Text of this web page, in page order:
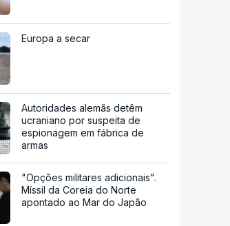
Europa a secar
Autoridades alemãs detêm
ucraniano por suspeita de
espionagem em fábrica de
armas
"Opções militares adicionais".
Míssil da Coreia do Norte
apontado ao Mar do Japão